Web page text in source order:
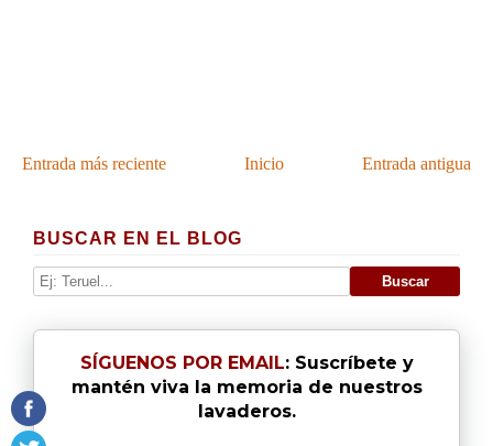
Entrada más reciente Entrada antigua
Inicio
BUSCAR EN EL BLOG
SÍGUENOS POR EMAIL: Suscríbete y
mantén viva la memoria de nuestros
lavaderos.